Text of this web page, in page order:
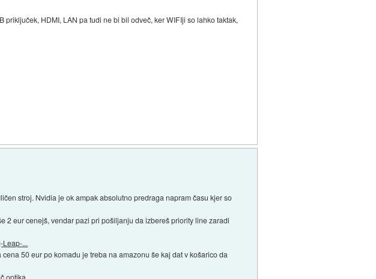
priključek, HDMI, LAN pa tudi ne bi bil odveč, ker WIFIji so lahko taktak,
stroj. Nvidia je ok ampak absolutno predraga napram času kjer so
2 eur cenejš, vendar pazi pri pošiljanju da izbereš priority line zaradi
Leap-...
50 eur po komadu je treba na amazonu še kaj dat v košarico da
optika.